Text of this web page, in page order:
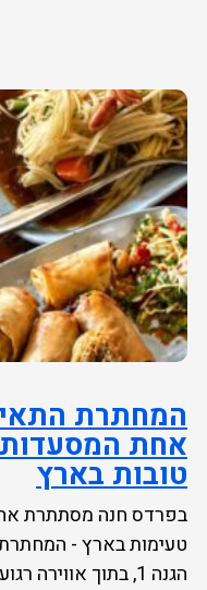
המחתרת
אחת המסעדות
טובות בארץ
בפרדס חנה מסתתרת
טעימות בארץ -
הגנה 1, בתוך אווירה רגועה וקצת פסטורלית, קורה משהו...